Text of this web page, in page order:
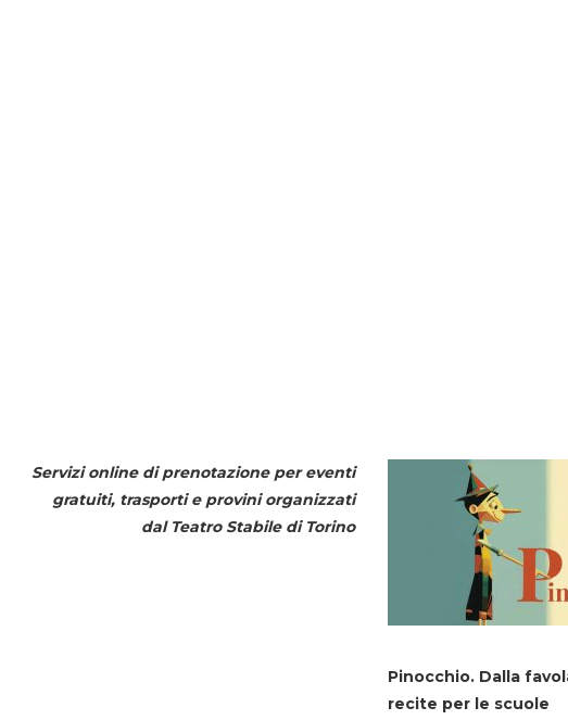
Servizi online di prenotazione per eventi
gratuiti, trasporti e provini organizzati
dal Teatro Stabile di Torino
Pinocchio. Dalla
recite per le scuole